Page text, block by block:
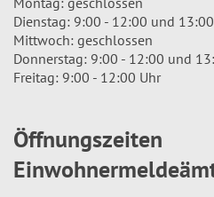
Dienstag: 9:00 - 12:00 und
Mittwoch: geschlossen
Donnerstag: 9:00 - 12:00 und
Freitag: 9:00 - 12:00 Uhr
Öffnungszeiten